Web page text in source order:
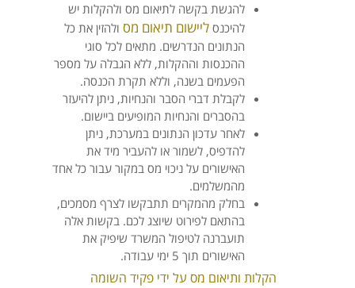
להגשת בקשה לתיאום מס ולהקלות יש
להיכנס ליישום תיאום מס ולהזין את כל
הנתונים הנדרשים. מתאים לכל סוגי
ההכנסות וההקלות, ללא הגבלה על מספר
הפעמים בשנה, וללא תקרת הכנסה.
לקבלת דברי הסבר והנחיות, ניתן להיעזר
בהסברים והנחיות המופיעים ביישום.
לאחר עדכון הנתונים במערכת, ניתן
להדפיס, לשמור או להעביר מיד את
האישורים על ניכוי מס במקור עבור כל אחד
מהמשלמים.
בחלק מהמקרים תתבקשו לצרף מסמכים,
בהתאם לפירוט שיוצג לכם. בקשות אלה
תועברנה לטיפול המשרד שיפיק את
האישורים תוך 5 ימי עבודה.
הקלות ותיאום מס על ידי פקיד השומה